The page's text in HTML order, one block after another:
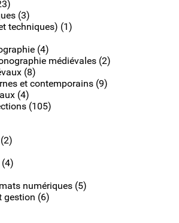
(3)
techniques) (1)
(4)
médiévales (2)
(8)
et contemporains (9)
(4)
(105)
numériques (5)
gestion (6)